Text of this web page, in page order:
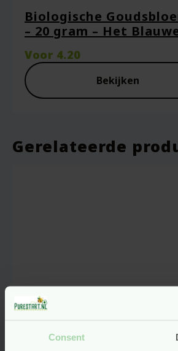
Consent
Biologische
– 20 gram – Het
Voor 4.20
Bekijken
Gerelateerde